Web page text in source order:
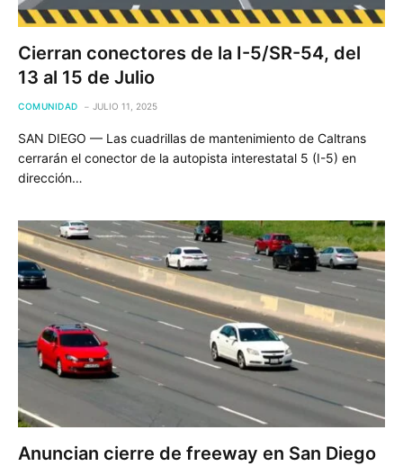
Cierran conectores de la I-5/SR-54, del
13 al 15 de Julio
COMUNIDAD JULIO 11, 2025
SAN DIEGO — Las cuadrillas de mantenimiento de Caltrans
cerrarán el conector de la autopista interestatal 5 (I-5) en
dirección…
Anuncian cierre de freeway en San Diego